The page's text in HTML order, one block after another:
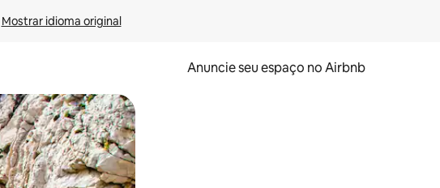
Mostrar idioma original
Anuncie seu espaço no Airbnb